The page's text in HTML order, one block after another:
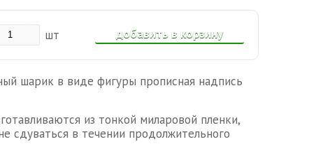
добавить в корзину
шт
шарик в виде фигуры прописная надпись
из тонкой миларовой пленки,
сдуваться в течении продолжительного